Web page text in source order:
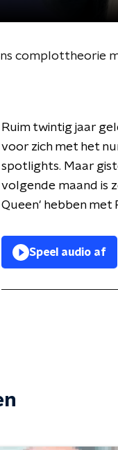
complottheorie
Ruim twintig jaar
voor zich met het
spotlights. Maar
volgende maand is
Queen' hebben met
Speel audio af